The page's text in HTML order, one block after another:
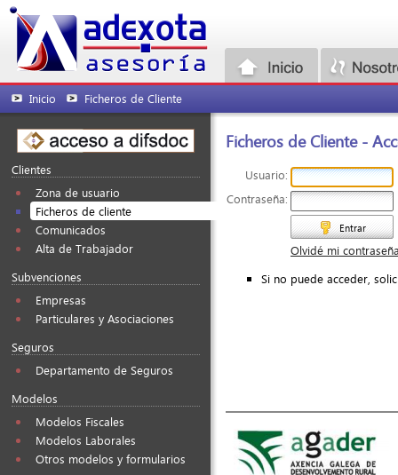
Inicio Ficheros de Cliente
Clientes
Zona de usuario
Ficheros de cliente
Comunicados
Alta de Trabajador
Subvenciones
Empresas
Particulares y Asociaciones
Seguros
Departamento de Seguros
Modelos
Modelos Fiscales
Modelos Laborales
Otros modelos y formularios
Ficheros de Cliente -
Usuario:
Contraseña:
Entrar
Olvidé mi
Si no puede acceder,